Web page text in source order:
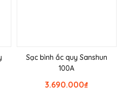
Sạc bình ắc quy Sanshun
100A
₫
3.690.000